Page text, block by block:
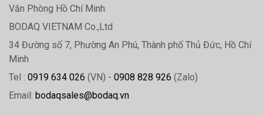
Văn Phòng Hồ Chí Minh
BODAQ VIETNAM Co.,Ltd
34 Đường số 7, Phường An Phú, Thành phố Thủ Đức, Hồ Chí
Minh
Tel : 0919 634 026 (VN) - 0908 828 926 (Zalo)
Email: bodaqsales@bodaq.vn